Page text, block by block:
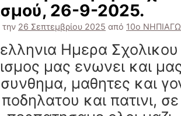
26-9-2025.
την 26 Σεπτεμβρίου 2025 από 10ο
Ημερα
μας ενωνει και
μαθητες και
και πατινι,